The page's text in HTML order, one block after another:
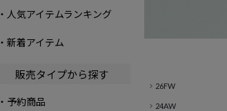
26FW
24AW
・人気アイテムランキング
・新着アイテム
販売タイプから探す
・予約商品